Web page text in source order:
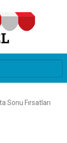
Sonu Fırsatları